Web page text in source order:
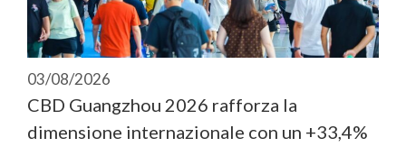
03/08/2026
CBD Guangzhou 2026 rafforza la
dimensione internazionale con un +33,4%